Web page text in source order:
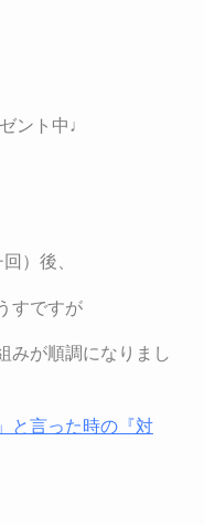
ント中♩
）後、
すですが
みが順調になりまし
と言った時の『対